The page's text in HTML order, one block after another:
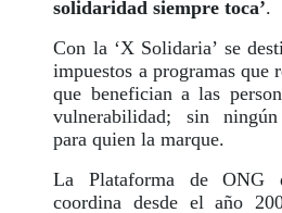
solidaridad siempre toca’.
Con la ‘X Solidaria’ se
impuestos a programas que
que benefician a las
vulnerabilidad; sin
para quien la marque.
La Plataforma de ONG
coordina desde el año